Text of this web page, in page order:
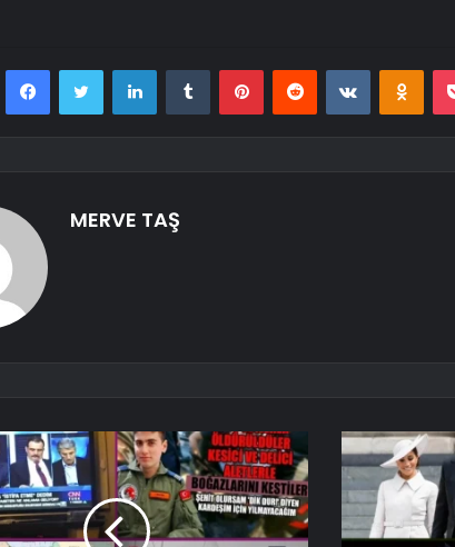
FacebookTwitter LinkedInTumblr PinterestReddit VKontakte
MERVE TAŞ